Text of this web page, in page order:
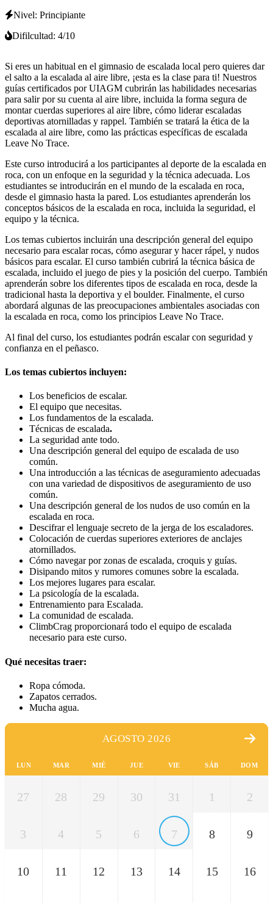
Nivel: Principiante
Difilcultad: 4/10
Si eres un habitual en el gimnasio de escalada local pero quieres dar
el salto a la escalada al aire libre, ¡esta es la clase para ti! Nuestros
guías certificados por UIAGM cubrirán las habilidades necesarias
para salir por su cuenta al aire libre, incluida la forma segura de
montar cuerdas superiores al aire libre, cómo liderar escaladas
deportivas atornilladas y rappel. También se tratará la ética de la
escalada al aire libre, como las prácticas específicas de escalada
Leave No Trace.
Este curso introducirá a los participantes al deporte de la escalada en
roca, con un enfoque en la seguridad y la técnica adecuada. Los
estudiantes se introducirán en el mundo de la escalada en roca,
desde el gimnasio hasta la pared. Los estudiantes aprenderán los
conceptos básicos de la escalada en roca, incluida la seguridad, el
equipo y la técnica.
Los temas cubiertos incluirán una descripción general del equipo
necesario para escalar rocas, cómo asegurar y hacer rápel, y nudos
básicos para escalar. El curso también cubrirá la técnica básica de
escalada, incluido el juego de pies y la posición del cuerpo. También
aprenderán sobre los diferentes tipos de escalada en roca, desde la
tradicional hasta la deportiva y el boulder. Finalmente, el curso
abordará algunas de las preocupaciones ambientales asociadas con
la escalada en roca, como los principios Leave No Trace.
Al final del curso, los estudiantes podrán escalar con seguridad y
confianza en el peñasco.
Los temas cubiertos incluyen:
Los beneficios de escalar.
El equipo que necesitas.
Los fundamentos de la escalada.
Técnicas de escalada.
La seguridad ante todo.
Una descripción general del equipo de escalada de uso
común.
Una introducción a las técnicas de aseguramiento adecuadas
con una variedad de dispositivos de aseguramiento de uso
común.
Una descripción general de los nudos de uso común en la
escalada en roca.
Descifrar el lenguaje secreto de la jerga de los escaladores.
Colocación de cuerdas superiores exteriores de anclajes
atornillados.
Cómo navegar por zonas de escalada, croquis y guías.
Disipando mitos y rumores comunes sobre la escalada.
Los mejores lugares para escalar.
La psicología de la escalada.
Entrenamiento para Escalada.
La comunidad de escalada.
ClimbCrag proporcionará todo el equipo de escalada
necesario para este curso.
Qué necesitas traer:
Ropa cómoda.
Zapatos cerrados.
Mucha agua.
AGOSTO 2026
LUN MAR MIÉ JUE VIE SÁB DOM
27 28 29 30 31 1 2
3 4 5 6 7 8 9
10 11 12 13 14 15 16